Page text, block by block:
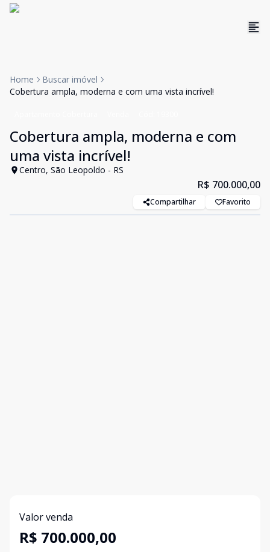
Home
Buscar imóvel
Cobertura ampla, moderna e com uma vista incrível!
Cobertura ampla, moderna e com
uma vista incrível!
Centro, São Leopoldo - RS
R$ 700.000,00
Compartilhar Favorito
Valor venda
R$ 700.000,00